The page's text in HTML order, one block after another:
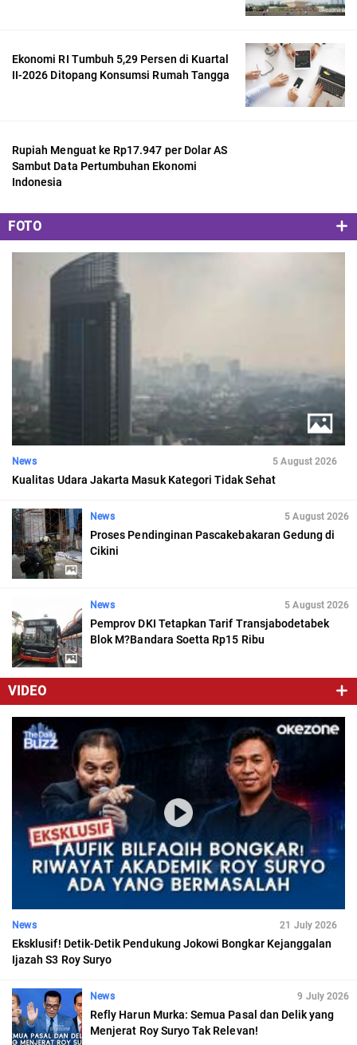
Ekonomi RI Tumbuh 5,29 Persen di Kuartal
II-2026 Ditopang Konsumsi Rumah Tangga
Rupiah Menguat ke Rp17.947 per Dolar AS
Sambut Data Pertumbuhan Ekonomi
Indonesia
FOTO
News 5 August 2026
Kualitas Udara Jakarta Masuk Kategori Tidak Sehat
News 5 August 2026
Proses Pendinginan Pascakebakaran Gedung di
Cikini
News 5 August 2026
Pemprov DKI Tetapkan Tarif Transjabodetabek
Blok M?Bandara Soetta Rp15 Ribu
VIDEO
News 21 July 2026
Eksklusif! Detik-Detik Pendukung Jokowi Bongkar Kejanggalan
Ijazah S3 Roy Suryo
News 9 July 2026
Refly Harun Murka: Semua Pasal dan Delik yang
Menjerat Roy Suryo Tak Relevan!